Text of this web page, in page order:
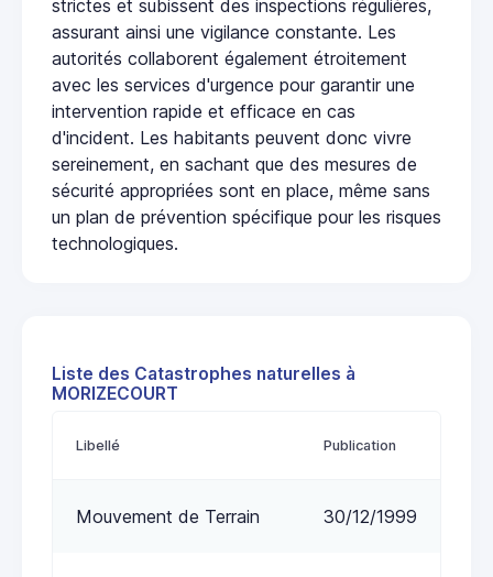
strictes et subissent des inspections régulières,
assurant ainsi une vigilance constante. Les
autorités collaborent également étroitement
avec les services d'urgence pour garantir une
intervention rapide et efficace en cas
d'incident. Les habitants peuvent donc vivre
sereinement, en sachant que des mesures de
sécurité appropriées sont en place, même sans
un plan de prévention spécifique pour les risques
technologiques.
Liste des Catastrophes naturelles à
MORIZECOURT
Libellé Publication
Mouvement de Terrain 30/12/1999